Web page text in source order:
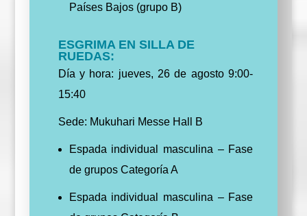
Países Bajos (grupo B)
ESGRIMA EN SILLA DE
RUEDAS:
Día y hora: jueves, 26 de agosto 9:00-
15:40
Sede: Mukuhari Messe Hall B
Espada individual masculina – Fase
de grupos Categoría A
Espada individual masculina – Fase